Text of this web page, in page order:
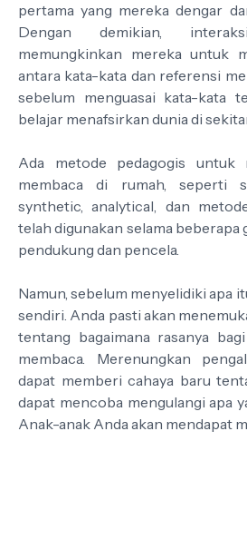
pertama yang mereka dengar
Dengan demikian,
memungkinkan mereka untuk
antara kata-kata dan referensi
sebelum menguasai kata-kata
belajar menafsirkan dunia di
Ada metode pedagogis untuk
membaca di rumah, seperti
synthetic, analytical, dan
telah digunakan selama beberapa
pendukung dan pencela.
Namun, sebelum menyelidiki apa
sendiri. Anda pasti akan
tentang bagaimana rasanya
membaca. Merenungkan
dapat memberi cahaya baru
dapat mencoba mengulangi apa
Anak-anak Anda akan mendapat